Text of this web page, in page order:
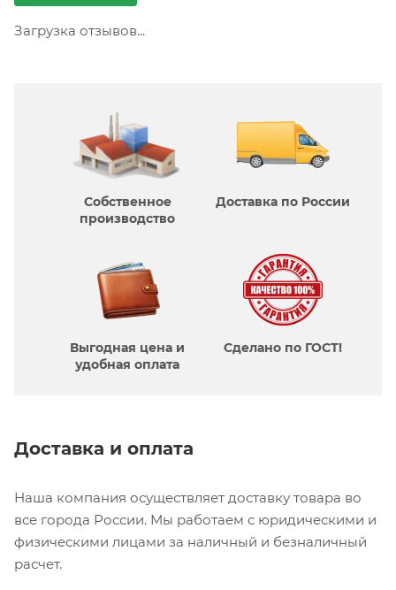
Загрузка отзывов...
Собственное
производcтво
Доставка по России
Выгодная цена и
удобная оплата
Сделано по ГОСТ!
Доставка и оплата
Наша компания осуществляет доставку товара во
все города России. Мы работаем с юридическими и
физическими лицами за наличный и безналичный
расчет.